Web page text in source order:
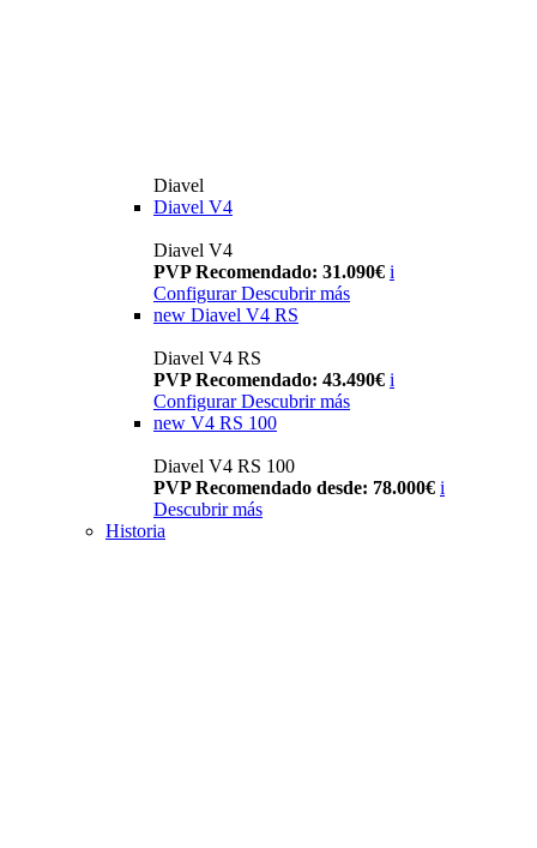
Diavel
Diavel V4
Diavel V4
PVP Recomendado: 31.090€ i
Configurar Descubrir más
new Diavel V4 RS
Diavel V4 RS
PVP Recomendado: 43.490€ i
Configurar Descubrir más
new V4 RS 100
Diavel V4 RS 100
PVP Recomendado desde: 78.000€ i
Descubrir más
Historia